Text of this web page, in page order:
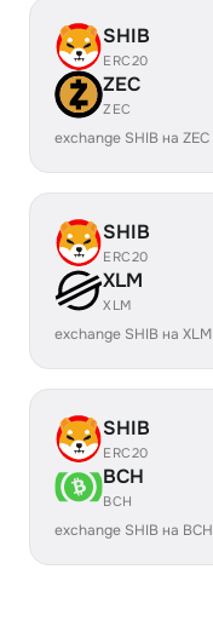
SHIB
ERC20
ZEC
ZEC
exchange SHIB на
SHIB
ERC20
XLM
XLM
exchange SHIB на
SHIB
ERC20
BCH
BCH
exchange SHIB на